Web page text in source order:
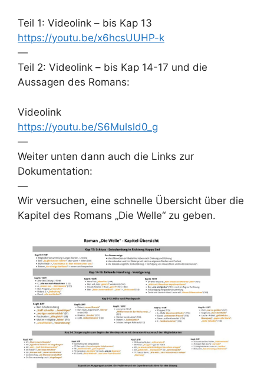
Teil 1: Videolink – bis Kap 13
https://youtu.be/x6hcsUUHP-k
—
Teil 2: Videolink – bis Kap 14-17 und die
Aussagen des Romans:
Videolink
https://youtu.be/S6Mulsld0_g
—
Weiter unten dann auch die Links zur
Dokumentation:
—
Wir versuchen, eine schnelle Übersicht über die
Kapitel des Romans „Die Welle“ zu geben.